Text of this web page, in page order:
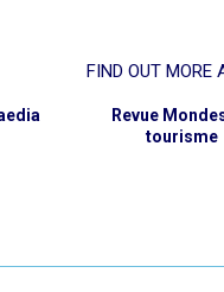
FIND OUT MORE
ABOUT THE GIS
SCIENTIFIC
Revue
tourisme